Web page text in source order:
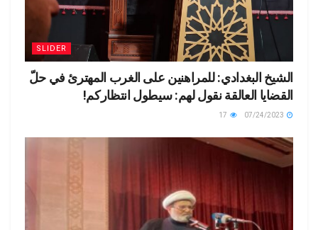
SLIDER
الشيخ البغدادي: للمراهنين على الغرب المهترئ في حلّ
القضايا العالقة نقول لهم: سيطول انتظاركم!